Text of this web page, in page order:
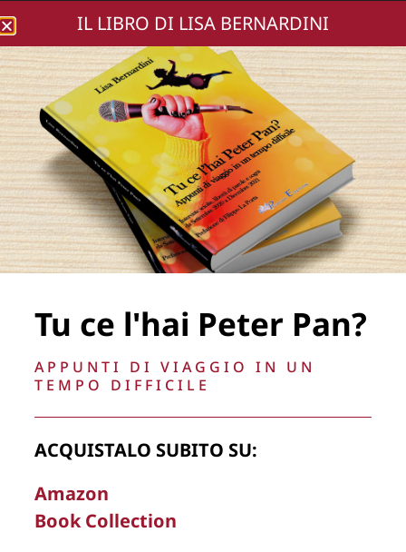
Lisa Bernardini
a09f5853-30cc-4480-
8e70-16b44846fcbf
rimuovere, oscurare, modificare, immagini e testi del sito, a
propria discrezione.
Copyright © 2026 Lisa Bernardini– P.IVA 14910741009
Cookie PolicyPrivacy Policy
Aggiorna preferenze tracciamento
IL LIBRO DI LISA BERNARDINI
Tu ce l'hai Peter Pan?
APPUNTI DI VIAGGIO IN UN
TEMPO DIFFICILE
ACQUISTALO SUBITO SU:
Amazon
Book Collection